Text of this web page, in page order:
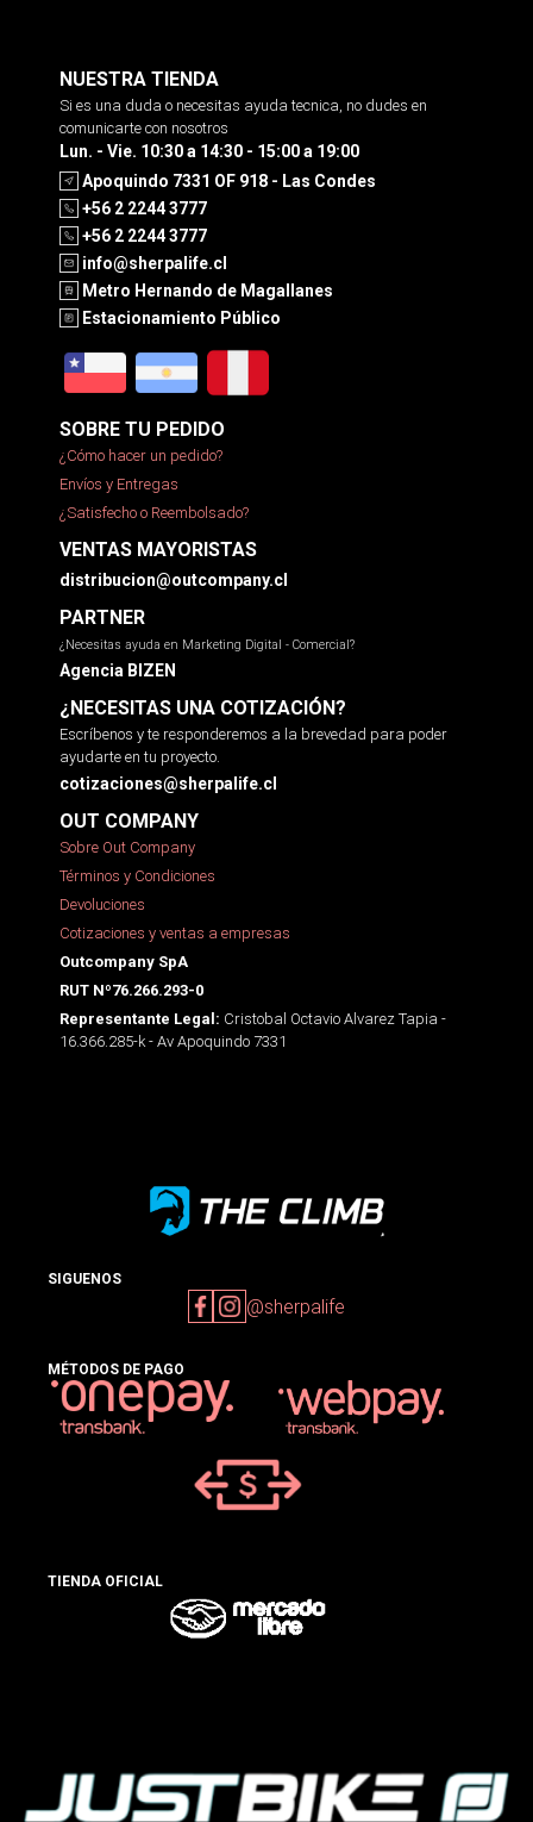
NUESTRA TIENDA
Si es una duda o necesitas ayuda tecnica, no dudes en
comunicarte con nosotros
Lun. - Vie. 10:30 a 14:30 - 15:00 a 19:00
Apoquindo 7331 OF 918 - Las Condes
+56 2 2244 3777
+56 2 2244 3777
info@sherpalife.cl
Metro Hernando de Magallanes
Estacionamiento Público
SOBRE TU PEDIDO
¿Cómo hacer un pedido?
Envíos y Entregas
¿Satisfecho o Reembolsado?
VENTAS MAYORISTAS
distribucion@outcompany.cl
PARTNER
¿Necesitas ayuda en Marketing Digital - Comercial?
Agencia BIZEN
¿NECESITAS UNA COTIZACIÓN?
Escríbenos y te responderemos a la brevedad para poder
ayudarte en tu proyecto.
cotizaciones@sherpalife.cl
OUT COMPANY
Sobre Out Company
Términos y Condiciones
Devoluciones
Cotizaciones y ventas a empresas
Outcompany SpA
RUT Nº76.266.293-0
Representante Legal: Cristobal Octavio Alvarez Tapia -
16.366.285-k - Av Apoquindo 7331
SIGUENOS
@sherpalife
MÉTODOS DE PAGO
TIENDA OFICIAL